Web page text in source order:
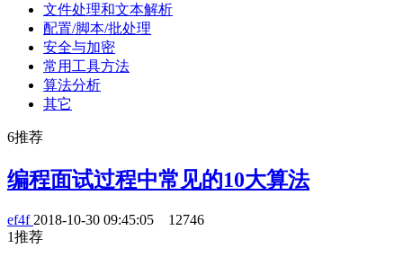
文件处理和文本解析
配置/脚本/批处理
安全与加密
常用工具方法
算法分析
其它
6推荐
编程面试过程中常见的10大算法
ef4f 2018-10-30 09:45:05
12746
1推荐